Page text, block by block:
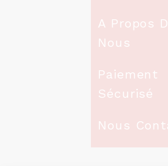
A Propos
Nous
Paiement
Sécurisé
Nous